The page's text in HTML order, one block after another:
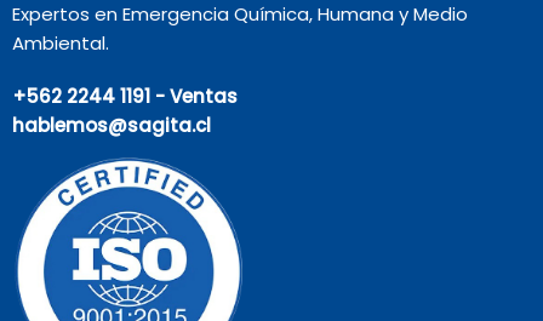
Expertos en Emergencia Química, Humana y Medio
Ambiental.
+562 2244 1191 - Ventas
hablemos@sagita.cl